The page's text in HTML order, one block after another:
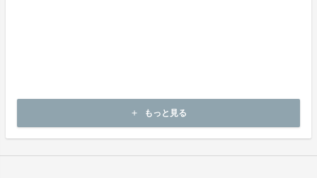
キャンセルはお受け致しかねます。
決済完了後の返金は一切できません。
add もっと見る